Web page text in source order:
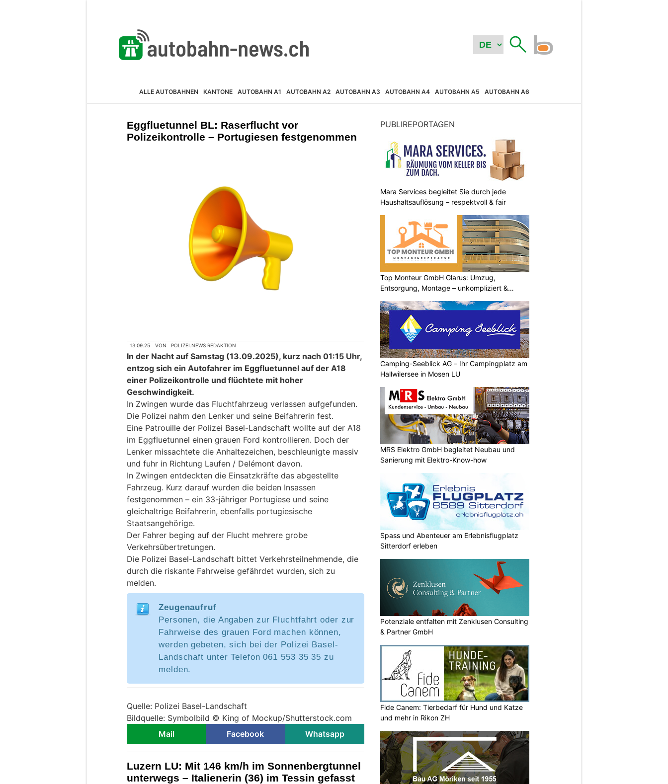
ALLE AUTOBAHNEN KANTONE AUTOBAHN A1 AUTOBAHN A2 AUTOBAHN A3 AUTOBAHN A4 AUTOBAHN A5 AUTOBAHN A6
Eggfluetunnel BL: Raserflucht vor
Polizeikontrolle – Portugiesen festgenommen
13.09.25 VON POLIZEI.NEWS REDAKTION
In der Nacht auf Samstag (13.09.2025), kurz nach 01:15 Uhr,
entzog sich ein Autofahrer im Eggfluetunnel auf der A18
einer Polizeikontrolle und flüchtete mit hoher
Geschwindigkeit.
In Zwingen wurde das Fluchtfahrzeug verlassen aufgefunden.
Die Polizei nahm den Lenker und seine Beifahrerin fest.
Eine Patrouille der Polizei Basel-Landschaft wollte auf der A18
im Eggfluetunnel einen grauen Ford kontrollieren. Doch der
Lenker missachtete die Anhaltezeichen, beschleunigte massiv
und fuhr in Richtung Laufen / Delémont davon.
In Zwingen entdeckten die Einsatzkräfte das abgestellte
Fahrzeug. Kurz darauf wurden die beiden Insassen
festgenommen – ein 33-jähriger Portugiese und seine
gleichaltrige Beifahrerin, ebenfalls portugiesische
Staatsangehörige.
Der Fahrer beging auf der Flucht mehrere grobe
Verkehrsübertretungen.
Die Polizei Basel-Landschaft bittet Verkehrsteilnehmende, die
durch die riskante Fahrweise gefährdet wurden, sich zu
melden.
Zeugenaufruf
Personen, die Angaben zur Fluchtfahrt oder zur
Fahrweise des grauen Ford machen können,
werden gebeten, sich bei der Polizei Basel-
Landschaft unter Telefon 061 553 35 35 zu
melden.
Quelle: Polizei Basel-Landschaft
Bildquelle: Symbolbild © King of Mockup/Shutterstock.com
Mail
Facebook Whatsapp
Luzern LU: Mit 146 km/h im Sonnenbergtunnel
unterwegs – Italienerin (36) im Tessin gefasst
PUBLIREPORTAGEN
Mara Services begleitet Sie durch jede
Haushaltsauflösung – respektvoll & fair
Top Monteur GmbH Glarus: Umzug,
Entsorgung, Montage – unkompliziert &
Camping-Seeblick AG – Ihr Campingplatz am
Hallwilersee in Mosen LU
MRS Elektro GmbH begleitet Neubau und
Sanierung mit Elektro-Know-how
Spass und Abenteuer am Erlebnisflugplatz
Sitterdorf erleben
Potenziale entfalten mit Zenklusen Consulting
& Partner GmbH
Fide Canem: Tierbedarf für Hund und Katze
und mehr in Rikon ZH